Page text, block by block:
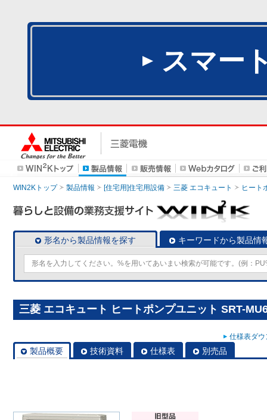
スマー
WIN2Kトップ 製品情報 [住宅用]住宅用設備 三菱 エコキュート ヒート
形名から製品情報を探す キーワードから製品情
三菱 エコキュート ヒートポンプユニット SRT-
仕様表ダ
製品概要 技術資料 仕様表 別売品